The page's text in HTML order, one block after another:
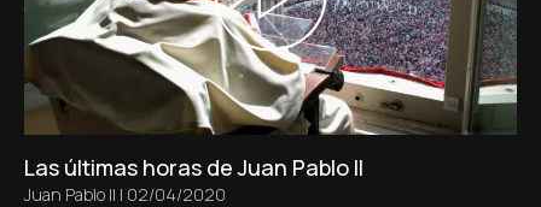
Las últimas horas de Juan Pablo II
Juan Pablo II | 02/04/2020